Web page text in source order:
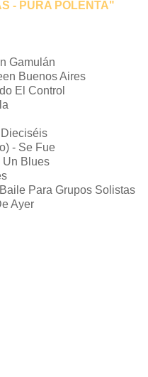
- PURA POLENTA"
Gamulán
Buenos Aires
El Control
- Se Fue
Un Blues
Para Grupos Solistas
Ayer